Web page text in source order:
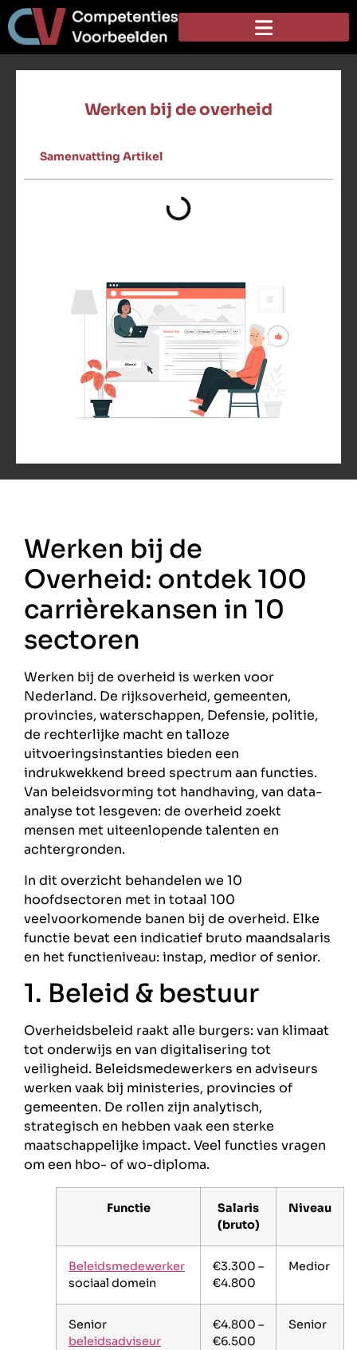
Werken bij de overheid
Samenvatting Artikel
Werken bij de
Overheid: ontdek 100
carrièrekansen in 10
sectoren
Werken bij de overheid is werken voor
Nederland. De rijksoverheid, gemeenten,
provincies, waterschappen, Defensie, politie,
de rechterlijke macht en talloze
uitvoeringsinstanties bieden een
indrukwekkend breed spectrum aan functies.
Van beleidsvorming tot handhaving, van data-
analyse tot lesgeven: de overheid zoekt
mensen met uiteenlopende talenten en
achtergronden.
In dit overzicht behandelen we 10
hoofdsectoren met in totaal 100
veelvoorkomende banen bij de overheid. Elke
functie bevat een indicatief bruto maandsalaris
en het functieniveau: instap, medior of senior.
1. Beleid & bestuur
Overheidsbeleid raakt alle burgers: van klimaat
tot onderwijs en van digitalisering tot
veiligheid. Beleidsmedewerkers en adviseurs
werken vaak bij ministeries, provincies of
gemeenten. De rollen zijn analytisch,
strategisch en hebben vaak een sterke
maatschappelijke impact. Veel functies vragen
om een hbo- of wo-diploma.
Functie
Salaris
(bruto)
Niveau
Beleidsmedewerker
sociaal domein
€3.300 –
€4.800
Medior
Senior
beleidsadviseur
€4.800 –
€6.500
Senior